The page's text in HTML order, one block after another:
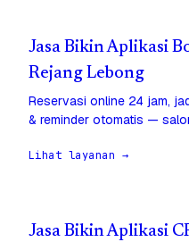
Jasa Bikin Aplikasi
Rejang Lebong
Reservasi online 24 jam,
& reminder otomatis —
Lihat layanan →
Jasa Bikin Aplikasi